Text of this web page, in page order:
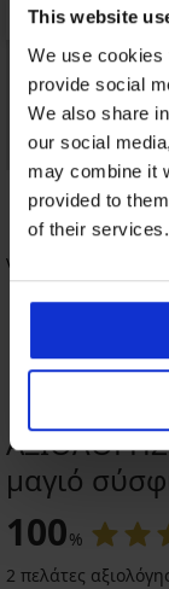
This website
We use cookies
provide social
We also share
our social
may combine it
provided to
of their services.
5
-25%
Σουτιέν
μαγιό
100%
2 πελάτες